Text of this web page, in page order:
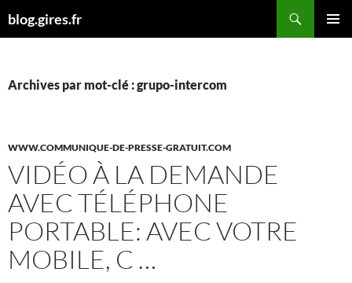
aublog.gires.fr
Archives par mot-clé : grupo-intercom
WWW.COMMUNIQUE-DE-PRESSE-GRATUIT.COM
VIDÉO À LA DEMANDE
AVEC TÉLÉPHONE
PORTABLE: AVEC VOTRE
MOBILE, C …